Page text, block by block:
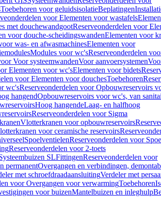
Toebehoren voor geluidsisolatieBeplatingen
voor Elementen voor wastafels
met douchewandgootReserveonderdelen voor
voor douche-scheidingswandenElementen voor
was- en afwasmachinesElementen voor
Modules voor wc'sReserveonderdelen
Voor systeemwandenVoor aanvoersystemen
Elementen voor wc'sElementen voor bidets
voor Elementen voor douchesToebehoren
wc'sReserveonderdelen voor Opbouwreservoirs
hangendOpbouwreservoirs voor wc's, van
Hoog hangendeLaag- en halfhoog
Reserveonderdelen voor Sigma
Vlotterkranen voor opbouwreservoirs
voor ceramische reservoirs
SpoelventielenReserveonderdelen voor
Reserveonderdelen voor 2-toets
SLFittingenReserveonderdelen voor
permanentOvergangen en verbindingen,
met schroefdraadaansluitingVerdeler met
voor Overgangen voor verwarmingToebehoren
voor buizenMantelbuizen en inleghulp